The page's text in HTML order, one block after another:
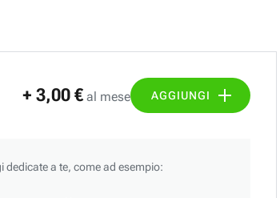
+ 3,00 € al mese AGGIUNGI
a te, come ad esempio: